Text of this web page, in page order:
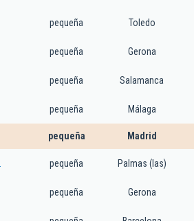
pequeña Toledo
pequeña Gerona
pequeña Salamanca
pequeña Málaga
pequeña Madrid
pequeña Palmas (las)
pequeña Gerona